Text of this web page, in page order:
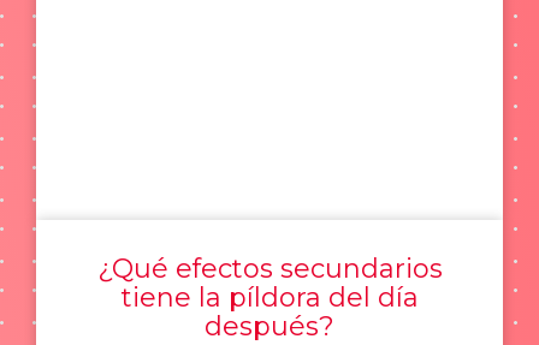
¿Qué efectos secundarios
tiene la píldora del día
después?